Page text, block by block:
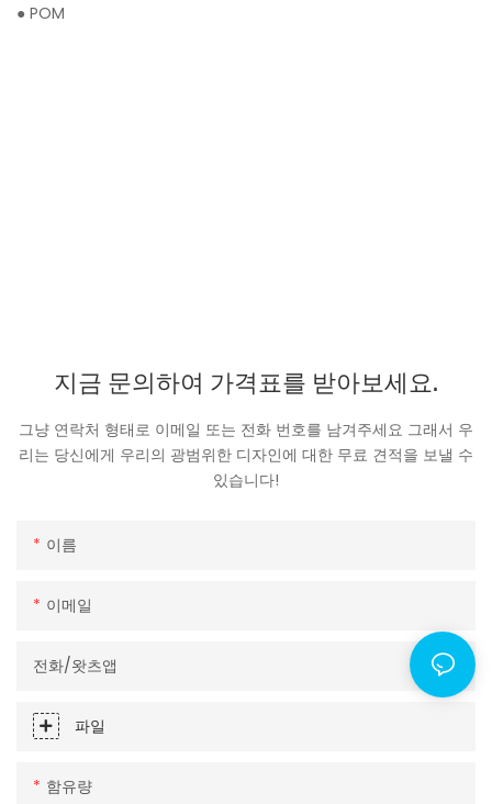
● POM
지금 문의하여 가격표를 받아보세요.
그냥 연락처 형태로 이메일 또는 전화 번호를 남겨주세요 그래서 우
리는 당신에게 우리의 광범위한 디자인에 대한 무료 견적을 보낼 수
있습니다!
이름
이메일
전화/왓츠앱
파일
함유량